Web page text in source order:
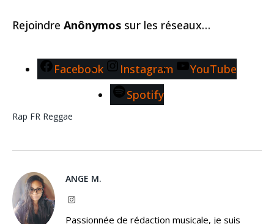
Rejoindre Anônymos sur les réseaux…
Facebook Instagram
YouTube
Spotify
Rap FR Reggae
ANGE M.
Instagram
Passionnée de rédaction musicale, je suis